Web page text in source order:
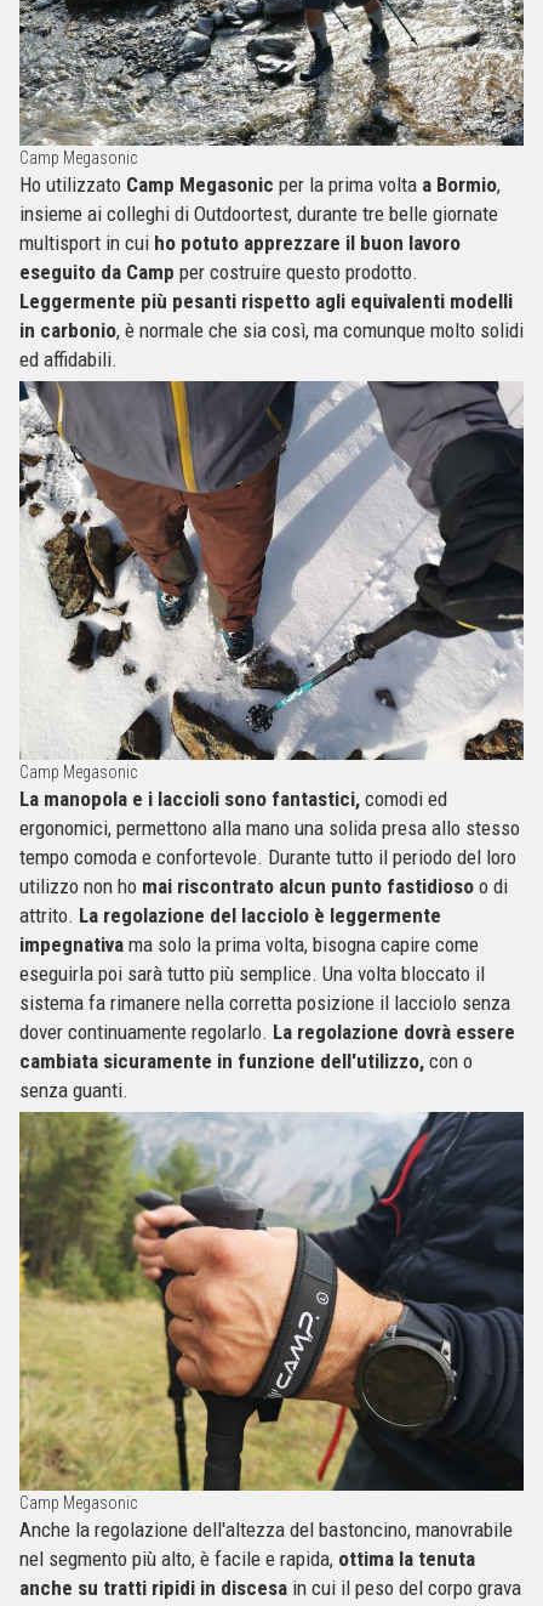
Camp Megasonic
Ho utilizzato Camp Megasonic per la prima volta a Bormio,
insieme ai colleghi di Outdoortest, durante tre belle giornate
multisport in cui ho potuto apprezzare il buon lavoro
eseguito da Camp per costruire questo prodotto.
Leggermente più pesanti rispetto agli equivalenti modelli
in carbonio, è normale che sia così, ma comunque molto solidi
ed affidabili.
Camp Megasonic
La manopola e i laccioli sono fantastici, comodi ed
ergonomici, permettono alla mano una solida presa allo stesso
tempo comoda e confortevole. Durante tutto il periodo del loro
utilizzo non ho mai riscontrato alcun punto fastidioso o di
attrito. La regolazione del lacciolo è leggermente
impegnativa ma solo la prima volta, bisogna capire come
eseguirla poi sarà tutto più semplice. Una volta bloccato il
sistema fa rimanere nella corretta posizione il lacciolo senza
dover continuamente regolarlo. La regolazione dovrà essere
cambiata sicuramente in funzione dell'utilizzo, con o
senza guanti.
Camp Megasonic
Anche la regolazione dell'altezza del bastoncino, manovrabile
nel segmento più alto, è facile e rapida, ottima la tenuta
anche su tratti ripidi in discesa in cui il peso del corpo grava